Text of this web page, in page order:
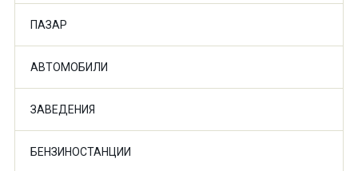
ПАЗАР
АВТОМОБИЛИ
ЗАВЕДЕНИЯ
БЕНЗИНОСТАНЦИИ